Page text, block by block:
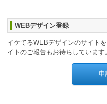
WEBデザイン登録
イケてるWEBデザインのサイト
イトのご報告もお待ちしています